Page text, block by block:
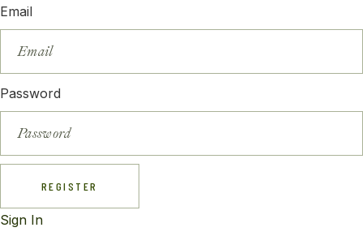
Email
Password
REGISTER
Sign In